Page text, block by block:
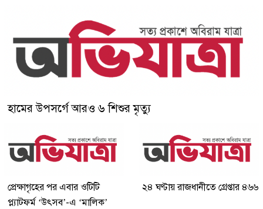
হামের উপসর্গে আরও ৬ শিশুর মৃত্যু
প্রেক্ষাগৃহের পর এবার ওটিটি
প্ল্যাটফর্ম ‘উৎসব’-এ ‘মালিক’
২৪ ঘণ্টায় রাজধানীতে গ্রেপ্তার ৪৬৬